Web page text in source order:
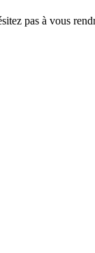
pas à vous